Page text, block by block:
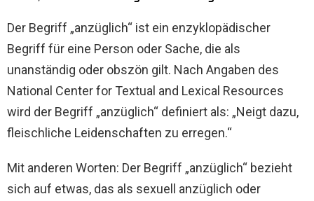
Der Begriff „anzüglich“ ist ein enzyklopädischer
Begriff für eine Person oder Sache, die als
unanständig oder obszön gilt. Nach Angaben des
National Center for Textual and Lexical Resources
wird der Begriff „anzüglich“ definiert als: „Neigt dazu,
fleischliche Leidenschaften zu erregen.“
Mit anderen Worten: Der Begriff „anzüglich“ bezieht
sich auf etwas, das als sexuell anzüglich oder